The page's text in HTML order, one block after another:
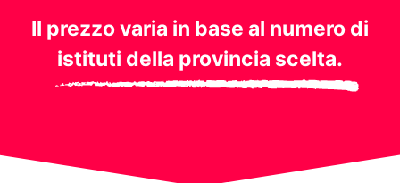
Il prezzo varia in base al numero di
istituti della provincia scelta.